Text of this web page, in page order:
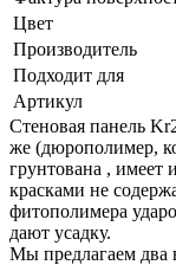
Цвет
Производитель
Подходит для
Артикул
Стеновая панель
же (дюрополимер,
грунтована , имеет
красками не
фитополимера
дают усадку.
Мы предлагаем два